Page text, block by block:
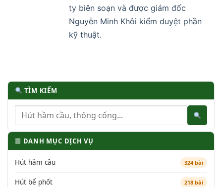
ty biên soạn và được giám đốc
Nguyễn Minh Khôi kiểm duyệt phần
kỹ thuật.
TÌM KIẾM
☰ DANH MỤC DỊCH VỤ
Hút hầm cầu 324 bài
Hút bể phốt 218 bài